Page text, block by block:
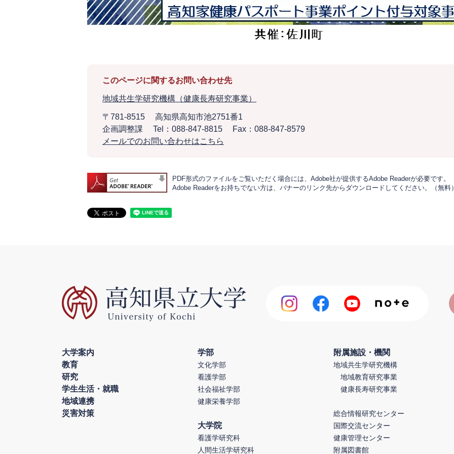
このページに関するお問い合わせ先
地域共生学研究機構（健康長寿研究事業）
〒781-8515
高知県高知市池2751番1
企画調整課
Tel：088-847-8815
Fax：088-847-8579
メールでのお問い合わせはこちら
PDF形式のファイルをご覧いただく場合には、Adobe社が提供するAdobe Readerが必要です。
Adobe Readerをお持ちでない方は、バナーのリンク先からダウンロードしてください。（無料
大学案内
教育
研究
学生生活・就職
地域連携
災害対策
学部
文化学部
看護学部
社会福祉学部
健康栄養学部
大学院
看護学研究科
人間生活学研究科
附属施設・機関
地域共生学研究機構
地域教育研究事業
健康長寿研究事業
総合情報研究センター
国際交流センター
健康管理センター
附属図書館